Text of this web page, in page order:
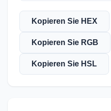
Kopieren Sie HEX
Kopieren Sie RGB
Kopieren Sie HSL